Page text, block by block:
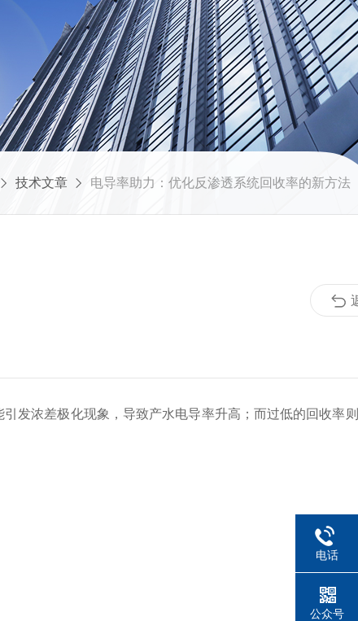
技术文章 电导率助力：优化反渗透系统回收率的新方法
浓差极化现象，导致产水电导率升高；而过低的回收率
电话
公众号